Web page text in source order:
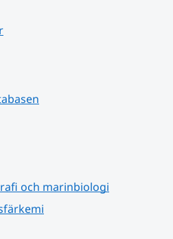
och marinbiologi